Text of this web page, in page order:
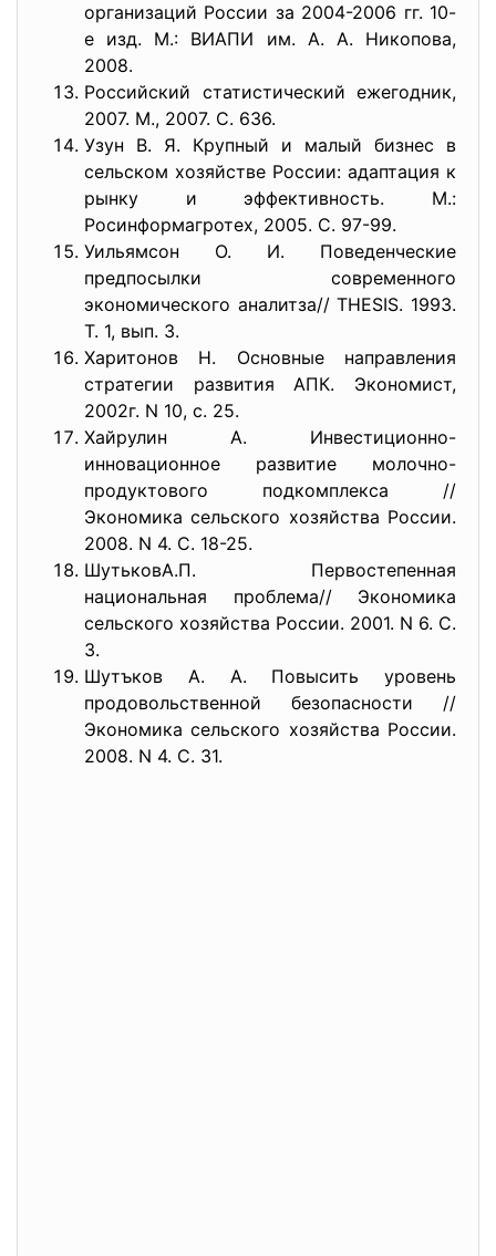
организаций России за 2004-2006 гг. 10-
е изд. М.: ВИАПИ им. А. А. Никопова,
2008.
Российский статистический ежегодник,
2007. М., 2007. С. 636.
Узун В. Я. Крупный и малый бизнес в
сельском хозяйстве России: адаптация к
рынку и эффективность. М.:
Росинформагротех, 2005. С. 97-99.
Уильямсон О. И. Поведенческие
предпосылки современного
экономического аналитза// THESIS. 1993.
Т. 1, вып. 3.
Харитонов Н. Основные направления
стратегии развития АПК. Экономист,
2002г. N 10, с. 25.
Хайрулин А. Инвестиционно-
инновационное развитие молочно-
продуктового подкомплекса //
Экономика сельского хозяйства России.
2008. N 4. С. 18-25.
ШутьковА.П. Первостепенная
национальная проблема// Экономика
сельского хозяйства России. 2001. N 6. С.
3.
Шутъков А. А. Повысить уровень
продовольственной безопасности //
Экономика сельского хозяйства России.
2008. N 4. С. 31.